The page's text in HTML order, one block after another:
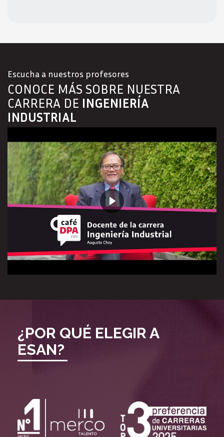
Escucha a nuestros profesores
CONOCE MÁS SOBRE NUESTRA
CARRERA DE INGENIERÍA
INDUSTRIAL
¿POR QUÉ ELEGIR A
ESAN?